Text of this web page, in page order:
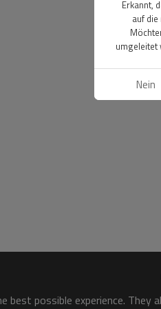
best possible experience.
Erkannt,
auf
umgeleitet
Nein